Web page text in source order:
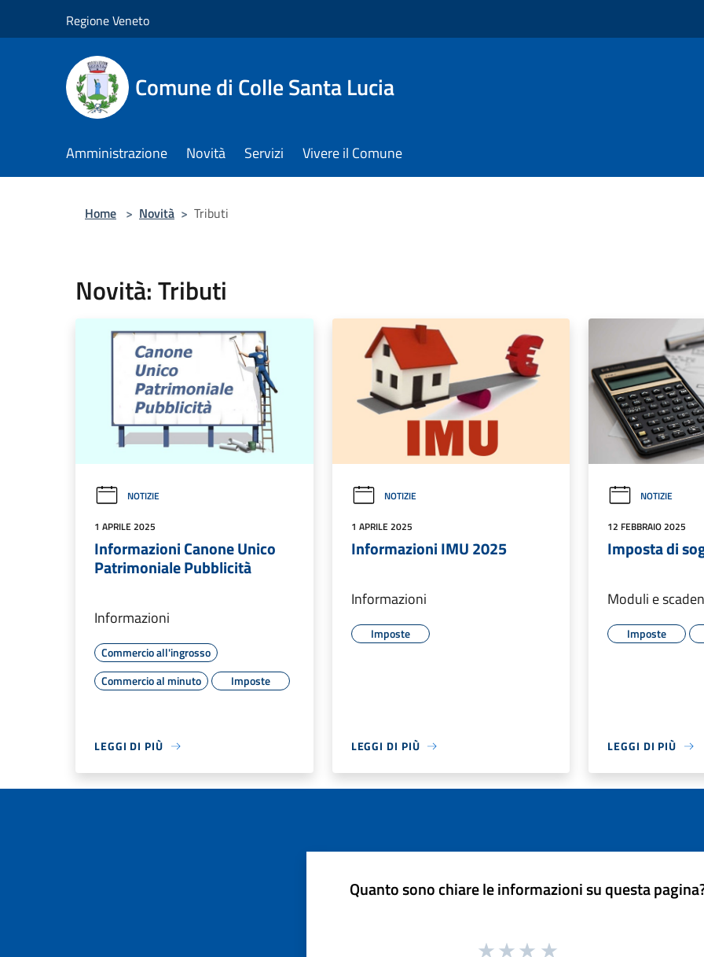
Regione Veneto
Comune di Colle Santa Lucia
Amministrazione Novità Servizi Vivere il Comune
Home > Novità > Tributi
Novità: Tributi
NOTIZIE
1 APRILE 2025
Informazioni Canone Unico
Patrimoniale Pubblicità
Informazioni
Commercio all'ingrosso
Commercio al minuto
Imposte
LEGGI DI PIÙ
NOTIZIE
1 APRILE 2025
Informazioni IMU 2025
Informazioni
Imposte
LEGGI DI PIÙ
NOTIZIE
12 FEBBRAIO 2025
Imposta di
Moduli e
Imposte
LEGGI DI PIÙ
Quanto sono chiare le informazioni su questa